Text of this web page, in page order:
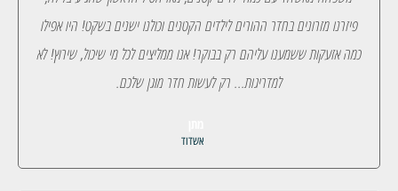
פיזרנו מזרונים בחדר ההורים לילדים הקטנים וכולנו ישנים בשקט! היו אפילו
כמה אזעקות ששמענו עליהם רק בבוקר! אנו ממליצים לכל מי שיכול, שירוץ! לא
למדריגות... רק לעשות חדר מוגן שלכם.
אשדוד